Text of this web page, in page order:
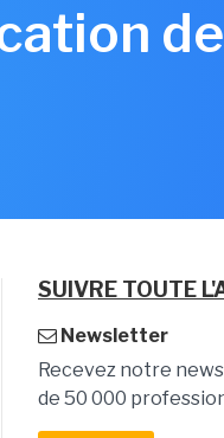
SUIVRE TOUTE
Newsletter
Recevez notre
de 50 000